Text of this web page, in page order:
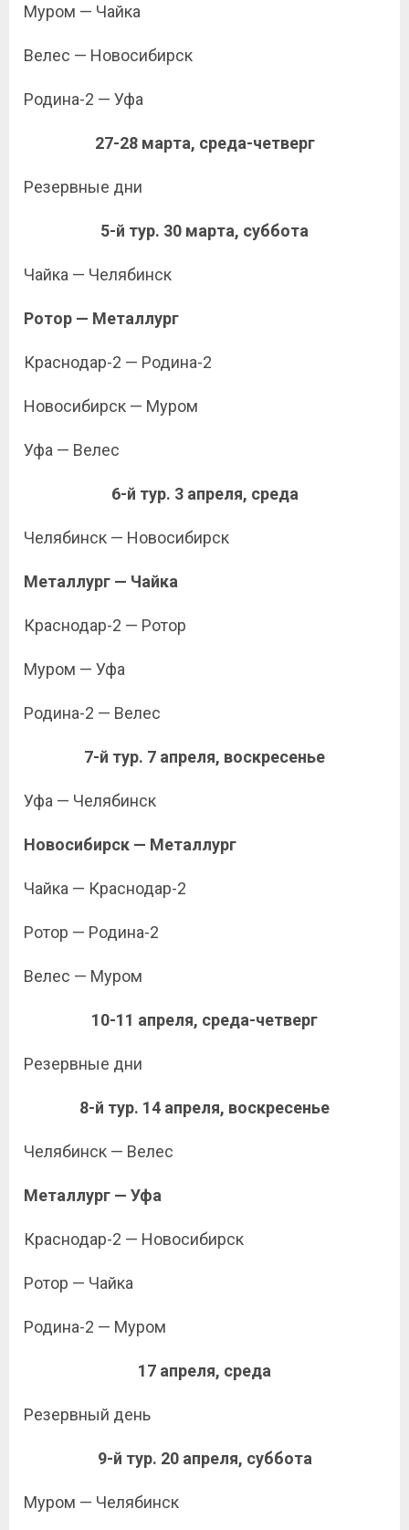
Муром — Чайка
Велес — Новосибирск
Родина-2 — Уфа
27-28 марта, среда-четверг
Резервные дни
5-й тур. 30 марта, суббота
Чайка — Челябинск
Ротор — Металлург
Краснодар-2 — Родина-2
Новосибирск — Муром
Уфа — Велес
6-й тур. 3 апреля, среда
Челябинск — Новосибирск
Металлург — Чайка
Краснодар-2 — Ротор
Муром — Уфа
Родина-2 — Велес
7-й тур. 7 апреля, воскресенье
Уфа — Челябинск
Новосибирск — Металлург
Чайка — Краснодар-2
Ротор — Родина-2
Велес — Муром
10-11 апреля, среда-четверг
Резервные дни
8-й тур. 14 апреля, воскресенье
Челябинск — Велес
Металлург — Уфа
Краснодар-2 — Новосибирск
Ротор — Чайка
Родина-2 — Муром
17 апреля, среда
Резервный день
9-й тур. 20 апреля, суббота
Муром — Челябинск